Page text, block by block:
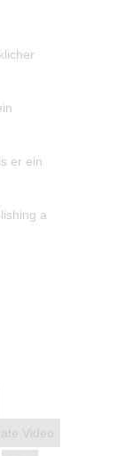
er ein
a
Video